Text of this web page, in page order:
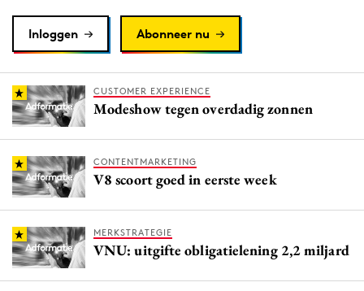
Purpose Marketing
Reputatie & crisis
Inloggen Abonneer nu
CUSTOMER EXPERIENCE
Modeshow tegen overdadig zonnen
CONTENTMARKETING
V8 scoort goed in eerste week
MERKSTRATEGIE
VNU: uitgifte obligatielening 2,2 miljard